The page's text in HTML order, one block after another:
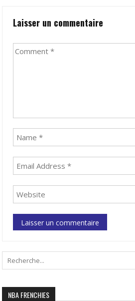
Laisser un commentaire
NBA FRENCHIES